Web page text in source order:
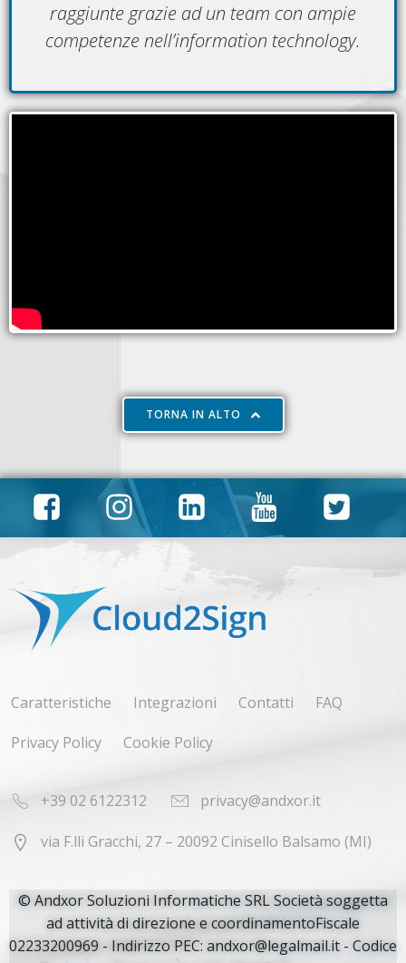
raggiunte grazie ad un team con ampie
competenze nell’information technology.
TORNA IN ALTO
Caratteristiche Integrazioni Contatti
FAQ
Privacy Policy
Cookie Policy
+39 02 6122312 privacy@andxor.it
via F.lli Gracchi, 27 – 20092 Cinisello Balsamo (MI)
© Andxor Soluzioni Informatiche SRL Società soggetta
ad attività di direzione e coordinamentoFiscale
02233200969 - Indirizzo PEC: andxor@legalmail.it - Codice